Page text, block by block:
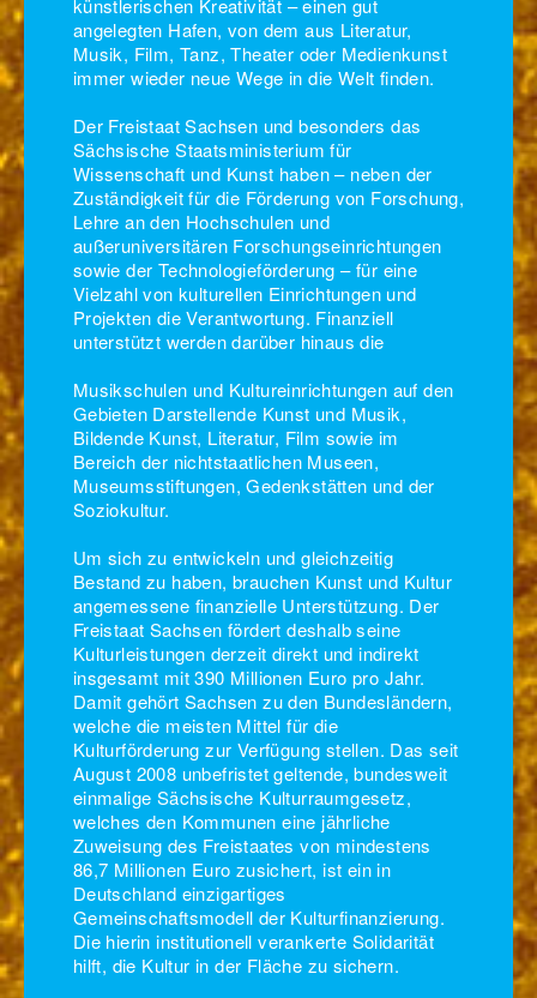
angelegten Hafen, von dem aus Literatur,
Musik, Film, Tanz, Theater oder Medienkunst
immer wieder neue Wege in die Welt finden.
Der Freistaat Sachsen und besonders das
Sächsische Staatsministerium für
Wissenschaft und Kunst haben – neben der
Zuständigkeit für die Förderung von Forschung,
Lehre an den Hochschulen und
außeruniversitären Forschungseinrichtungen
sowie der Technologieförderung – für eine
Vielzahl von kulturellen Einrichtungen und
Projekten die Verantwortung. Finanziell
unterstützt werden darüber hinaus die
Musikschulen und Kultureinrichtungen auf den
Gebieten Darstellende Kunst und Musik,
Bildende Kunst, Literatur, Film sowie im
Bereich der nichtstaatlichen Museen,
Museumsstiftungen, Gedenkstätten und der
Soziokultur.
Um sich zu entwickeln und gleichzeitig
Bestand zu haben, brauchen Kunst und Kultur
angemessene finanzielle Unterstützung. Der
Freistaat Sachsen fördert deshalb seine
Kulturleistungen derzeit direkt und indirekt
insgesamt mit 390 Millionen Euro pro Jahr.
Damit gehört Sachsen zu den Bundesländern,
welche die meisten Mittel für die
Kulturförderung zur Verfügung stellen. Das seit
August 2008 unbefristet geltende, bundesweit
einmalige Sächsische Kulturraumgesetz,
welches den Kommunen eine jährliche
Zuweisung des Freistaates von mindestens
86,7 Millionen Euro zusichert, ist ein in
Deutschland einzigartiges
Gemeinschaftsmodell der Kulturfinanzierung.
Die hierin institutionell verankerte Solidarität
hilft, die Kultur in der Fläche zu sichern.